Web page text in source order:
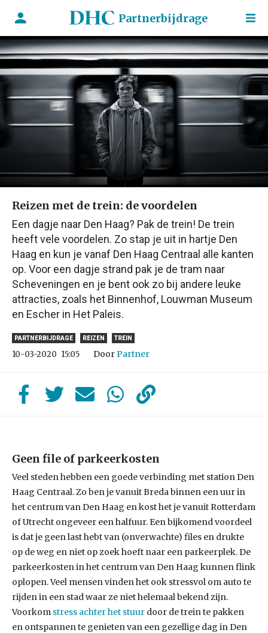
Partnerbijdrage
Reizen met de trein: de voordelen
Een dagje naar Den Haag? Pak de trein! De trein
heeft vele voordelen. Zo stap je uit in hartje Den
Haag en kun je vanaf Den Haag Centraal alle kanten
op. Voor een dagje strand pak je de tram naar
Scheveningen en je bent ook zo bij andere leuke
attracties, zoals het Binnenhof, Louwman Museum
en Escher in Het Paleis.
PARTNERBIJDRAGE REIZEN TREIN
10-03-2020 15:05 DoorPartner
Geen file of parkeerkosten
Veel steden hebben een goede verbinding met station Den
Haag Centraal. Zo ben je vanuit Breda binnen een uur in
het centrum van Den Haag en kost het je vanuit Rotterdam
of Utrecht ongeveer een halfuur. Een bijkomend voordeel
is dat je geen last hebt van (onverwachte) files en drukte
op de weg en niet op zoek hoeft naar een parkeerplek. De
parkeerkosten in het centrum van Den Haag kunnen flink
oplopen. Veel mensen vinden het ook stressvol om auto te
rijden in een stad waar ze niet helemaal bekend zijn.
Voorkom stress achter het stuur door de trein te pakken
en ontspannen te genieten van een gezellige dag in Den